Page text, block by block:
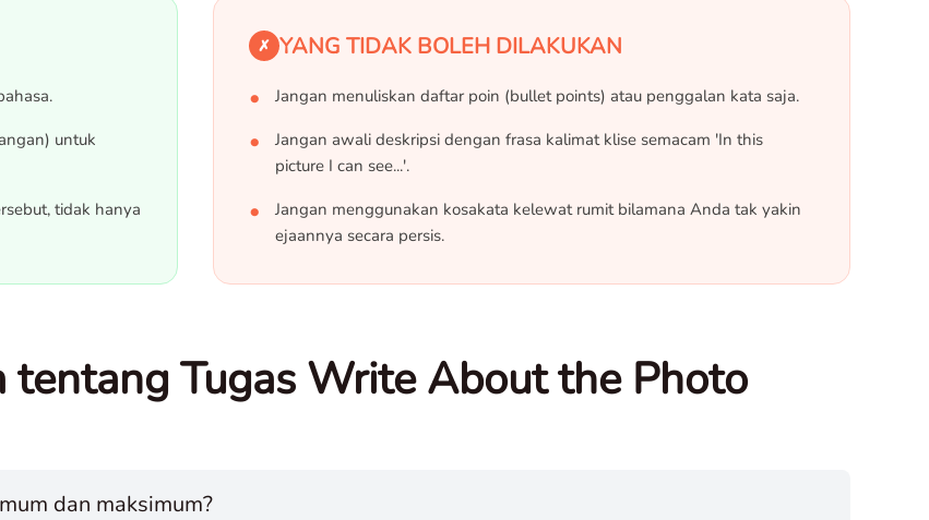
untuk
tidak hanya
✗ YANG TIDAK BOLEH DILAKUKAN
Jangan menuliskan daftar poin (bullet points) atau penggalan kata saja.
Jangan awali deskripsi dengan frasa kalimat klise semacam 'In this
picture I can see...'.
Jangan menggunakan kosakata kelewat rumit bilamana Anda tak yakin
ejaannya secara persis.
tentang Tugas Write About the Photo
dan maksimum?